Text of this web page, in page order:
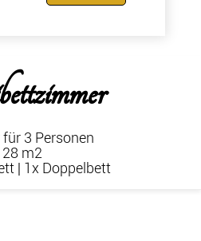
3 Personen
28 m2
| 1x Doppelbett